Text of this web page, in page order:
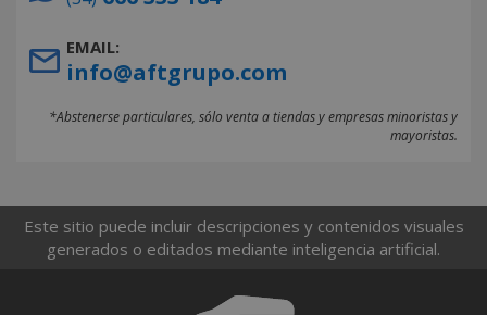
EMAIL:
info@aftgrupo.com
*Abstenerse particulares, sólo venta a tiendas y empresas minoristas y
mayoristas.
Este sitio puede incluir descripciones y contenidos visuales
generados o editados mediante inteligencia artificial.